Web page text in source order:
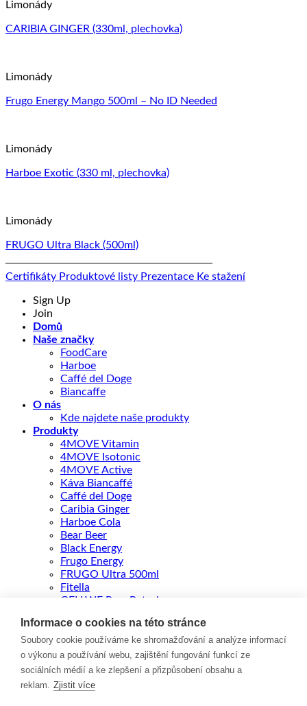
Limonády
CARIBIA GINGER (330ml, plechovka)
Limonády
Frugo Energy Mango 500ml – No ID Needed
Limonády
Harboe Exotic (330 ml, plechovka)
Limonády
FRUGO Ultra Black (500ml)
Certifikáty Produktové listy Prezentace Ke stažení
Sign Up
Join
Domů
Naše značky
FoodCare
Harboe
Caffé del Doge
Biancaffe
O nás
Kde najdete naše produkty
Produkty
4MOVE Vitamin
4MOVE Isotonic
4MOVE Active
Káva Biancaffé
Caffé del Doge
Caribia Ginger
Harboe Cola
Bear Beer
Black Energy
Frugo Energy
FRUGO Ultra 500ml
Fitella
GELLWE Paw Patrol
ENGLISH
Přihlášení
Uživatelské jméno nebo e-mailová adresa
Informace o cookies na této stránce
Soubory cookie používáme ke shromažďování a analýze informací
o výkonu a používání webu, zajištění fungování funkcí ze
sociálních médií a ke zlepšení a přizpůsobení obsahu a
reklam. Zjistit více